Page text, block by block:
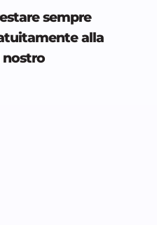
sempre
alla